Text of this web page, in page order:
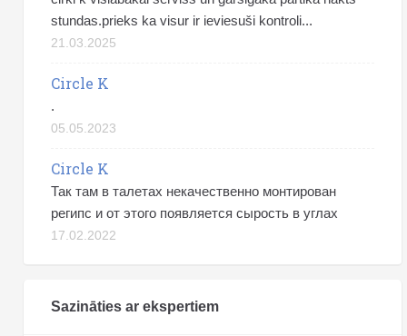
stundas.prieks ka visur ir ieviesuši kontroli...
21.03.2025
Circle K
.
05.05.2023
Circle K
Так там в талетах некачественно монтирован
регипс и от этого появляется сырость в углах
17.02.2022
Sazināties ar ekspertiem